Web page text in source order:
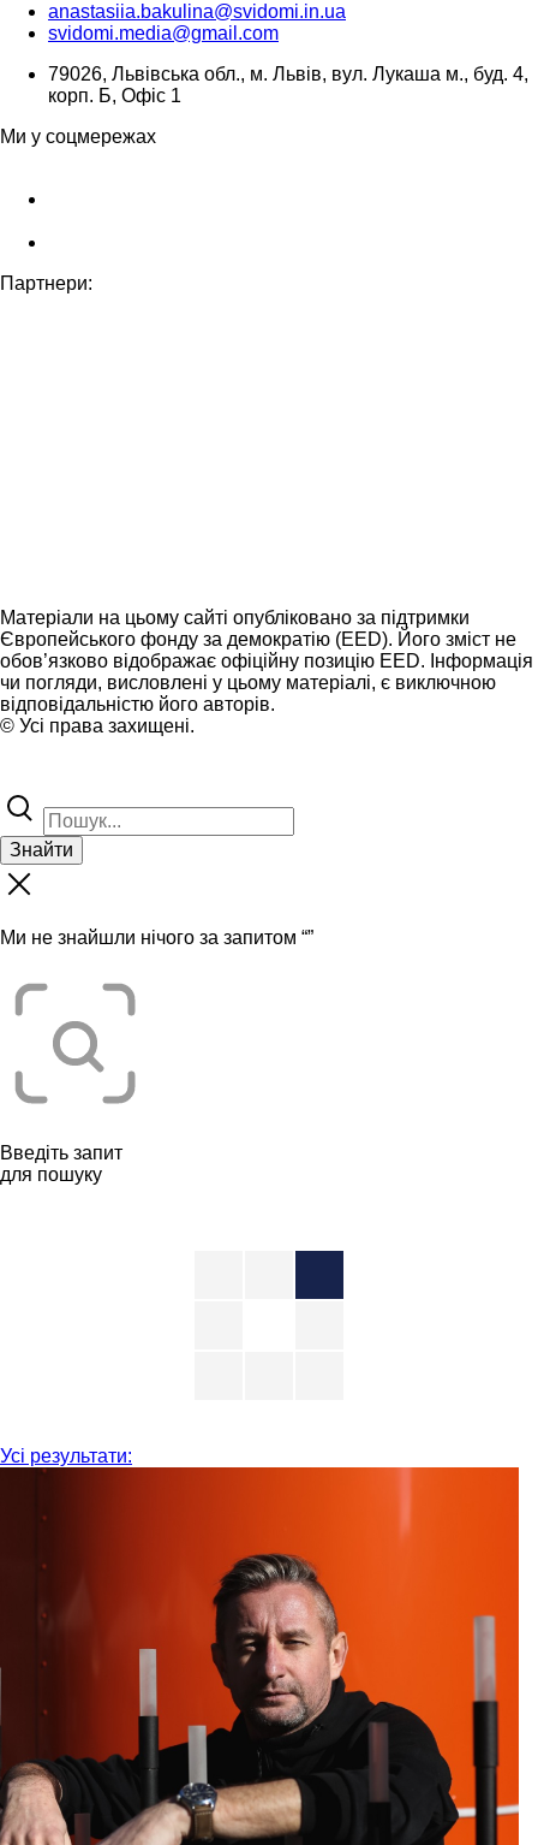
anastasiia.bakulina@svidomi.in.ua
svidomi.media@gmail.com
79026, Львівська обл., м. Львів, вул. Лукаша м., буд. 4,
корп. Б, Офіс 1
Ми у соцмережах
Партнери:
Матеріали на цьому сайті опубліковано за підтримки
Європейського фонду за демократію (EED). Його зміст не
обов’язково відображає офіційну позицію EED. Інформація
чи погляди, висловлені у цьому матеріалі, є виключною
відповідальністю його авторів.
© Усі права захищені.
Знайти
Ми не знайшли нічого за запитом “”
Введіть запит
для пошуку
Усі результати: